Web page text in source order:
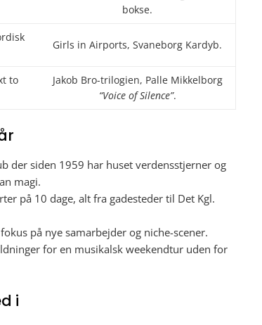
bokse.
Girls in Airports, Svaneborg Kardyb.
to
Jakob Bro-trilogien, Palle Mikkelborg
“Voice of Silence”.
der siden 1959 har huset verdensstjerner og
magi.
på 10 dage, alt fra gadesteder til Det Kgl.
på nye samarbejder og niche-scener.
for en musikalsk weekendtur uden for
i